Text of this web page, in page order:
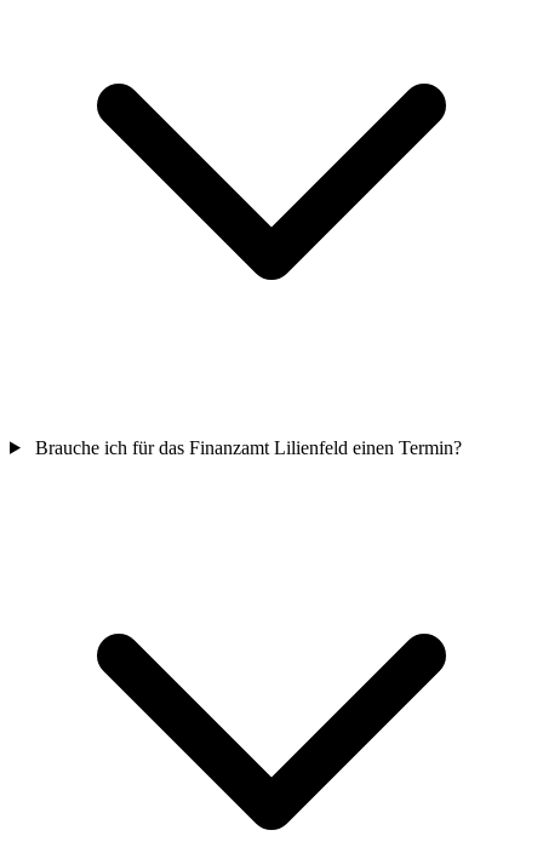
Brauche ich für das Finanzamt Lilienfeld einen Termin?